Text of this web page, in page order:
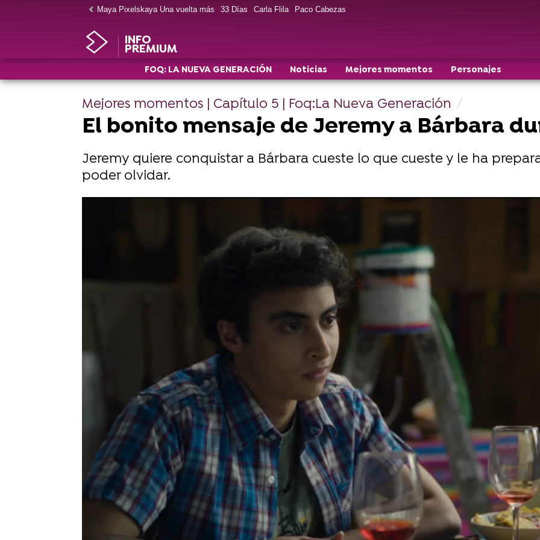
Maya Pixelskaya Una vuelta más 33 Días Carla Flila Paco Cabezas
INFO
PREMIUM
FOQ: LA NUEVA GENERACIÓN Noticias Mejores momentos Personajes
Mejores momentos | Capítulo 5 | Foq:La Nueva Generación
El bonito mensaje de Jeremy a Bárbara
Jeremy quiere conquistar a Bárbara cueste lo que cueste y le ha
poder olvidar.
Victoria Esquilas
Publicado: 18 de marzo de 2025, 16:44 Whatsapp
Como el restaurante de los padres deJeremy está cerrado por
obras ha aprovechado para
prepararle una cena con todo tipo de
detalles para conquistar a Bárbara.
Lo que Jeremy no se esperaba es que Bárbarale confesara que se
veía como
“un orco”y que “nunca había estado enamorada de